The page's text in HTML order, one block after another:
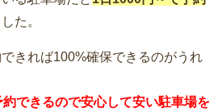
た。
きれば100%確保できるのがうれ
できるので安心して安い駐車場を